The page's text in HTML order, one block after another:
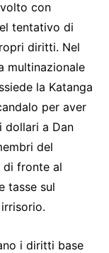
con
tentativo di
diritti. Nel
multinazionale
la Katanga
per aver
dollari a Dan
del
di fronte al
tasse sul
i diritti base